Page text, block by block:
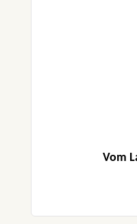
Vom